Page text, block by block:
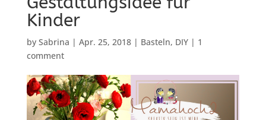
Kinder
by Sabrina | Apr. 25, 2018| Basteln, DIY| 1
comment